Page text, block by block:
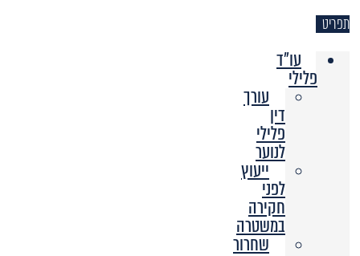
תפריט
עו"ד
פלילי
עורך
דין
פלילי
לנוער
ייעוץ
לפני
חקירה
במשטרה
שחרור